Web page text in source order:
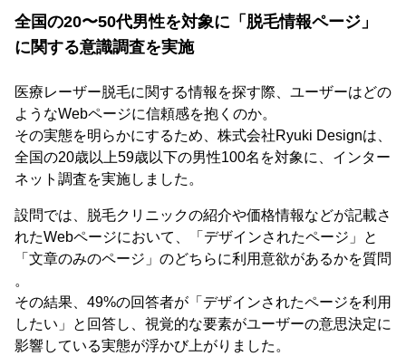
全国の20〜50代男性を対象に「脱毛情報ページ」
に関する意識調査を実施
医療レーザー脱毛に関する情報を探す際、ユーザーはどの
ようなWebページに信頼感を抱くのか。
その実態を明らかにするため、株式会社Ryuki Designは、
全国の20歳以上59歳以下の男性100名を対象に、インター
ネット調査を実施しました。
設問では、脱毛クリニックの紹介や価格情報などが記載さ
れたWebページにおいて、「デザインされたページ」と
「文章のみのページ」のどちらに利用意欲があるかを質問
。
その結果、49%の回答者が「デザインされたページを利用
したい」と回答し、視覚的な要素がユーザーの意思決定に
影響している実態が浮かび上がりました。